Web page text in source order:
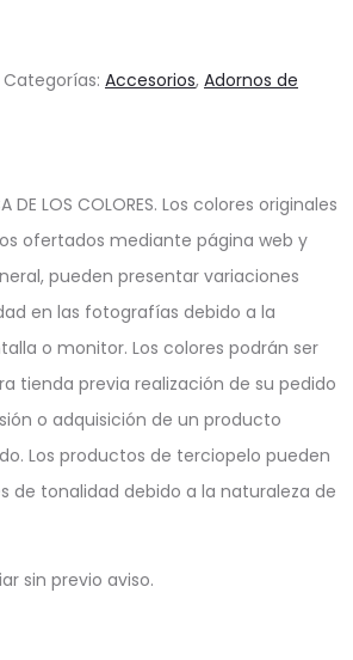
Categorías: Accesorios, Adornos de
DE LOS COLORES. Los colores originales
ofertados mediante página web y
pueden presentar variaciones
en las fotografías debido a la
o monitor. Los colores podrán ser
tienda previa realización de su pedido
o adquisición de un producto
Los productos de terciopelo pueden
de tonalidad debido a la naturaleza de
sin previo aviso.